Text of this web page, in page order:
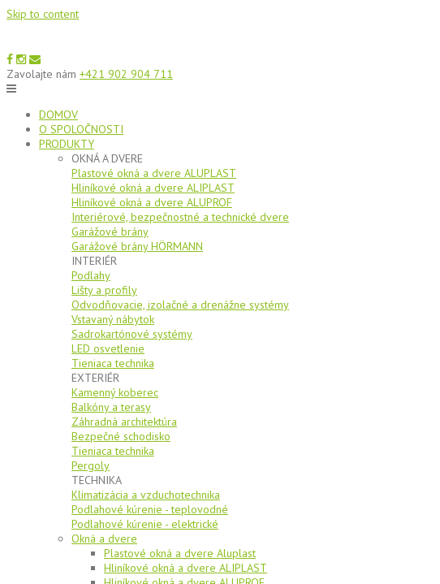
Skip to content
Zavolajte nám +421 902 904 711
DOMOV
O SPOLOČNOSTI
PRODUKTY
OKNÁ A DVERE
Plastové okná a dvere ALUPLAST
Hliníkové okná a dvere ALIPLAST
Hliníkové okná a dvere ALUPROF
Interiérové, bezpečnostné a technické dvere
Garážové brány
Garážové brány HÖRMANN
INTERIÉR
Podlahy
Lišty a profily
Odvodňovacie, izolačné a drenážne systémy
Vstavaný nábytok
Sadrokartónové systémy
LED osvetlenie
Tieniaca technika
EXTERIÉR
Kamenný koberec
Balkóny a terasy
Záhradná architektúra
Bezpečné schodisko
Tieniaca technika
Pergoly
TECHNIKA
Klimatizácia a vzduchotechnika
Podlahové kúrenie - teplovodné
Podlahové kúrenie - elektrické
Okná a dvere
Plastové okná a dvere Aluplast
Hliníkové okná a dvere ALIPLAST